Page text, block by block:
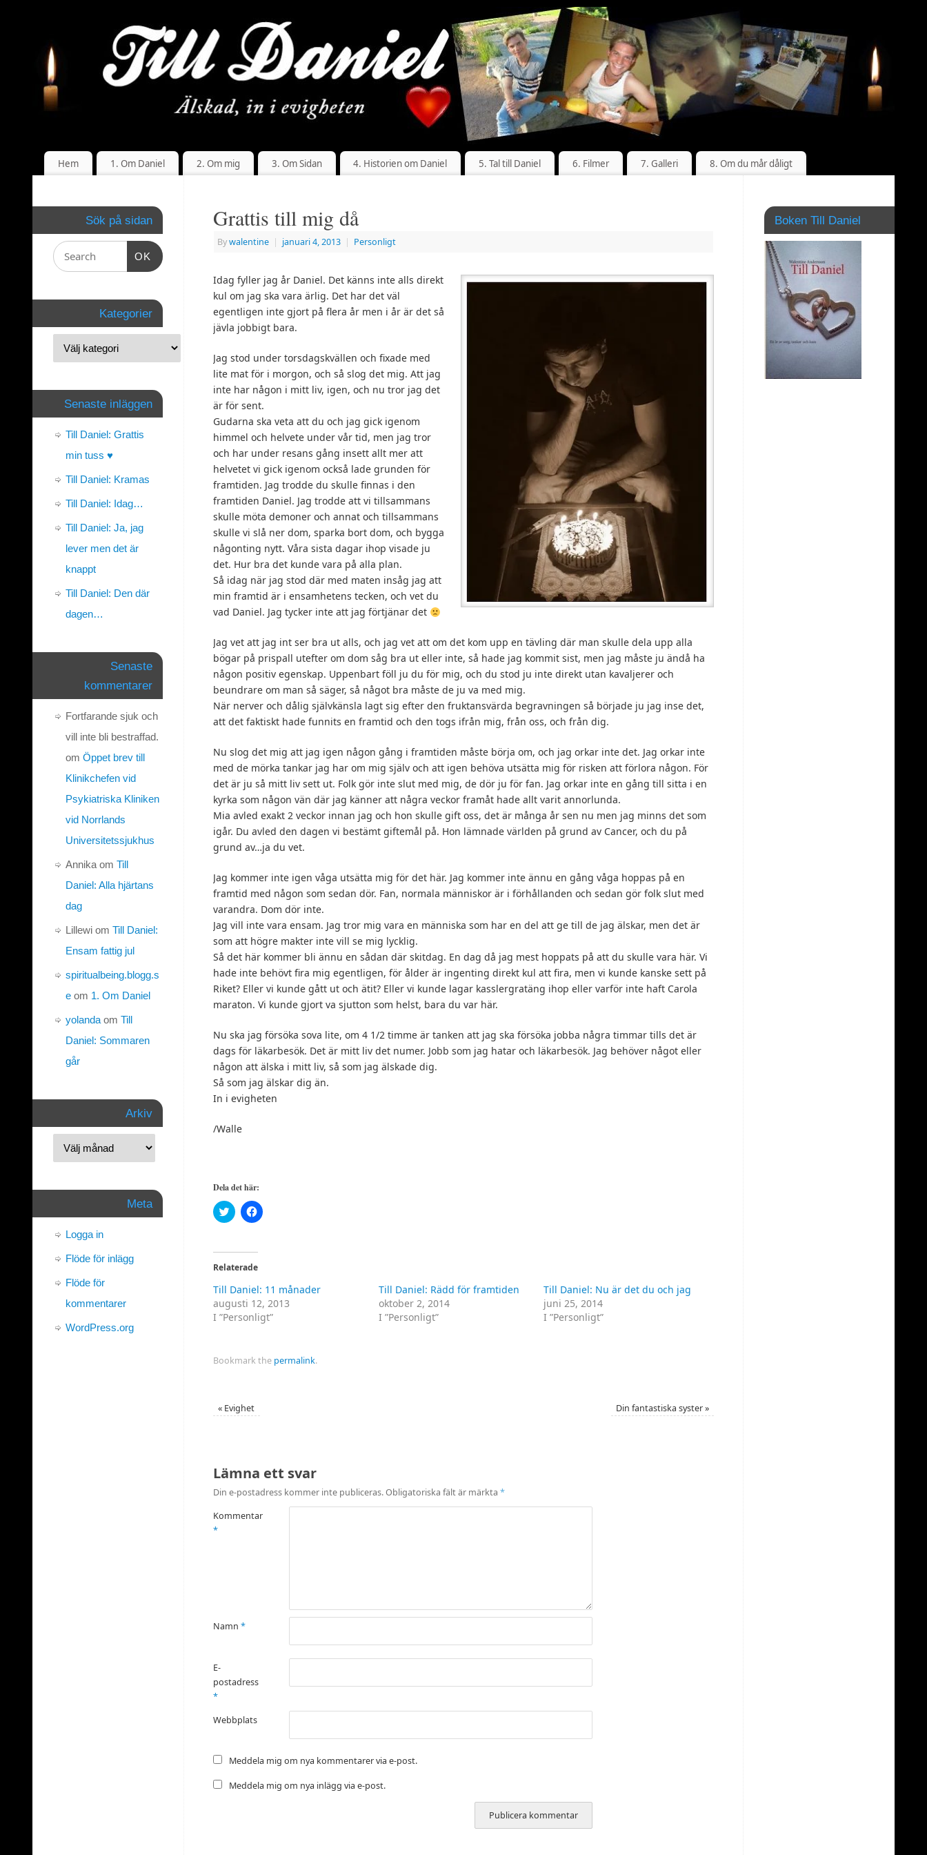
Hem 1. Om Daniel 2. Om mig 3. Om Sidan 4. Historien om Daniel 5. Tal till Daniel 6. Filmer 7. Galleri 8. Om du mår dåligt
Grattis till mig då
Bywalentine | januari 4, 2013 | Personligt
Idag fyller jag år Daniel. Det känns inte alls direkt
kul om jag ska vara ärlig. Det har det väl
egentligen inte gjort på flera år men i år är det så
jävla jobbigt bara.
Jag stod under torsdagskvällen och fixade med
lite mat för i morgon, och så slog det mig. Att jag
inte har någon i mitt liv, igen, och nu tror jag det
är för sent.
Gudarna ska veta att du och jag gick igenom
himmel och helvete under vår tid, men jag tror
och har under resans gång insett allt mer att
helvetet vi gick igenom också lade grunden för
framtiden. Jag trodde du skulle finnas i den
framtiden Daniel. Jag trodde att vi tillsammans
skulle möta demoner och annat och tillsammans
skulle vi slå ner dom, sparka bort dom, och bygga
någonting nytt. Våra sista dagar ihop visade ju
det. Hur bra det kunde vara på alla plan.
Så idag när jag stod där med maten insåg jag att
min framtid är i ensamhetens tecken, och vet du
vad Daniel. Jag tycker inte att jag förtjänar det
Jag vet att jag int ser bra ut alls, och jag vet att om det kom upp en tävling där man skulle dela upp alla
bögar på prispall utefter om dom såg bra ut eller inte, så hade jag kommit sist, men jag måste ju ändå ha
någon positiv egenskap. Uppenbart föll ju du för mig, och du stod ju inte direkt utan kavaljerer och
beundrare om man så säger, så något bra måste de ju va med mig.
När nerver och dålig självkänsla lagt sig efter den fruktansvärda begravningen så började ju jag inse det,
att det faktiskt hade funnits en framtid och den togs ifrån mig, från oss, och från dig.
Nu slog det mig att jag igen någon gång i framtiden måste börja om, och jag orkar inte det. Jag orkar inte
med de mörka tankar jag har om mig själv och att igen behöva utsätta mig för risken att förlora någon. För
det är ju så mitt liv sett ut. Folk gör inte slut med mig, de dör ju för fan. Jag orkar inte en gång till sitta i en
kyrka som någon vän där jag känner att några veckor framåt hade allt varit annorlunda.
Mia avled exakt 2 veckor innan jag och hon skulle gift oss, det är många år sen nu men jag minns det som
igår. Du avled den dagen vi bestämt giftemål på. Hon lämnade världen på grund av Cancer, och du på
grund av…ja du vet.
Jag kommer inte igen våga utsätta mig för det här. Jag kommer inte ännu en gång våga hoppas på en
framtid med någon som sedan dör. Fan, normala människor är i förhållanden och sedan gör folk slut med
varandra. Dom dör inte.
Jag vill inte vara ensam. Jag tror mig vara en människa som har en del att ge till de jag älskar, men det är
som att högre makter inte vill se mig lycklig.
Så det här kommer bli ännu en sådan där skitdag. En dag då jag mest hoppats på att du skulle vara här. Vi
hade inte behövt fira mig egentligen, för ålder är ingenting direkt kul att fira, men vi kunde kanske sett på
Riket? Eller vi kunde gått ut och ätit? Eller vi kunde lagar kasslergratäng ihop eller varför inte haft Carola
maraton. Vi kunde gjort va sjutton som helst, bara du var här.
Nu ska jag försöka sova lite, om 4 1/2 timme är tanken att jag ska försöka jobba några timmar tills det är
dags för läkarbesök. Det är mitt liv det numer. Jobb som jag hatar och läkarbesök. Jag behöver något eller
någon att älska i mitt liv, så som jag älskade dig.
Så som jag älskar dig än.
In i evigheten
/Walle
Dela det här:
Klicka
för
Twitter
(Öppnas
i
nytt
fönster)
Klicka
för
nytt
fönster)
Relaterade
Till Daniel: 11 månader
augusti 12, 2013
I ”Personligt”
Till Daniel: Rädd för framtiden
oktober 2, 2014
I ”Personligt”
Till Daniel: Nu är det du och jag
juni 25, 2014
I ”Personligt”
Bookmark the permalink.
« Evighet Din fantastiska syster»
Lämna ett svar
Din e-postadress kommer inte publiceras.Obligatoriska fält är märkta *
Kommentar
*
Namn *
E-
postadress
*
Webbplats
Meddela mig om nya kommentarer via e-post.
Meddela mig om nya inlägg via e-post.
Sök på sidan
OK
Kategorier
Senaste inläggen
Till Daniel: Grattis
min tuss ♥
Till Daniel: Kramas
Till Daniel: Idag…
Till Daniel: Ja, jag
lever men det är
knappt
Till Daniel: Den där
dagen…
Senaste
kommentarer
Fortfarande sjuk och
vill inte bli bestraffad.
om Öppet brev till
Klinikchefen vid
Psykiatriska Kliniken
vid Norrlands
Universitetssjukhus
Annika om Till
Daniel: Alla hjärtans
dag
Lillewi om Till Daniel:
Ensam fattig jul
spiritualbeing.blogg.s
e om 1. Om Daniel
yolanda om Till
Daniel: Sommaren
går
Arkiv
Meta
Logga in
Flöde för inlägg
Flöde för
kommentarer
WordPress.org
Boken Till Daniel